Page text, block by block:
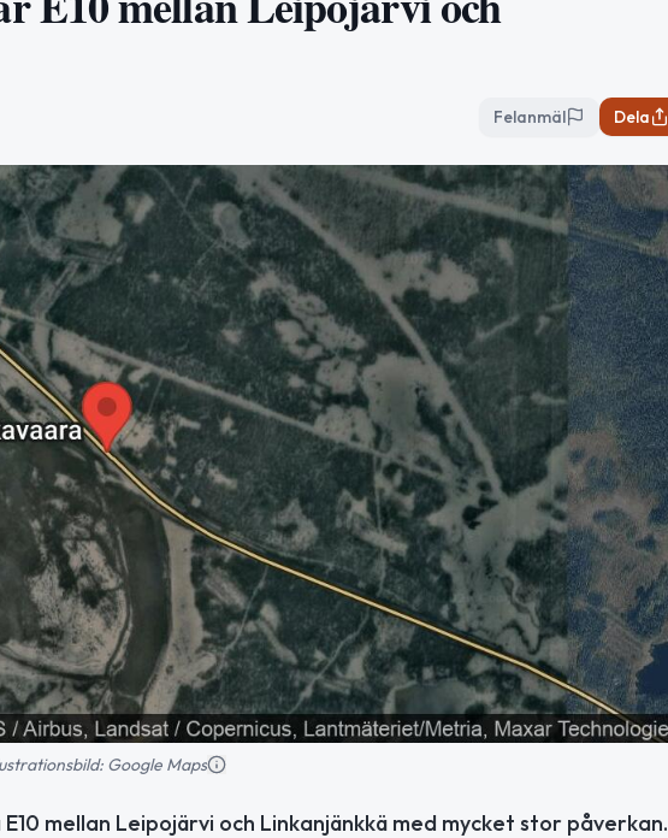
Felanmäl Dela
Google Maps
mellan Leipojärvi och Linkanjänkkä med mycket stor påverkan.